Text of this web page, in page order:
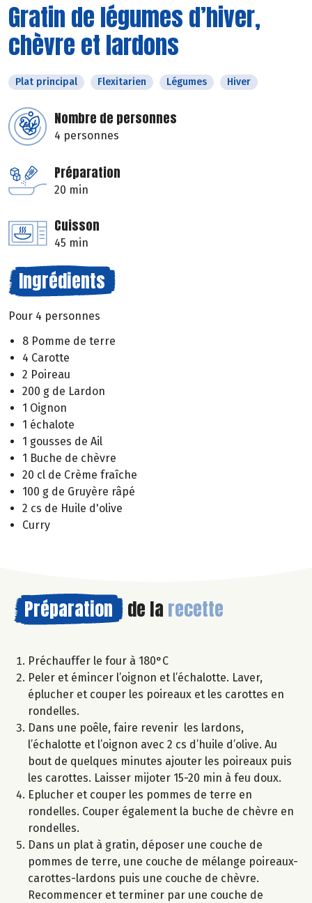
Gratin de légumes d’hiver,
chèvre et lardons
Plat principal Flexitarien Légumes Hiver
Nombre de personnes
4 personnes
Préparation
20 min
Cuisson
45 min
Ingrédients
Pour 4 personnes
8 Pomme de terre
4 Carotte
2 Poireau
200 g de Lardon
1 Oignon
1 échalote
1 gousses de Ail
1 Buche de chèvre
20 cl de Crème fraîche
100 g de Gruyère râpé
2 cs de Huile d'olive
Curry
Préparation de la recette
Préchauffer le four à 180°C
Peler et émincer l’oignon et l’échalotte. Laver,
éplucher et couper les poireaux et les carottes en
rondelles.
Dans une poêle, faire revenir les lardons,
l’échalotte et l’oignon avec 2 cs d’huile d’olive. Au
bout de quelques minutes ajouter les poireaux puis
les carottes. Laisser mijoter 15-20 min à feu doux.
Eplucher et couper les pommes de terre en
rondelles. Couper également la buche de chèvre en
rondelles.
Dans un plat à gratin, déposer une couche de
pommes de terre, une couche de mélange poireaux-
carottes-lardons puis une couche de chèvre.
Recommencer et terminer par une couche de